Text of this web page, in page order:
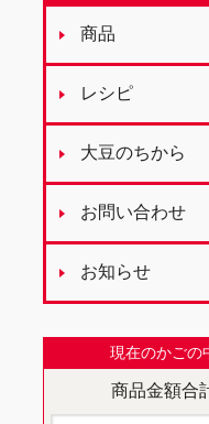
商品
レシピ
大豆のちから
お問い合わせ
お知らせ
現在のかごの
商品金額合